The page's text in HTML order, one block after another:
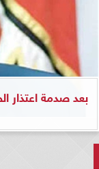
بعد صدمة اعتذار